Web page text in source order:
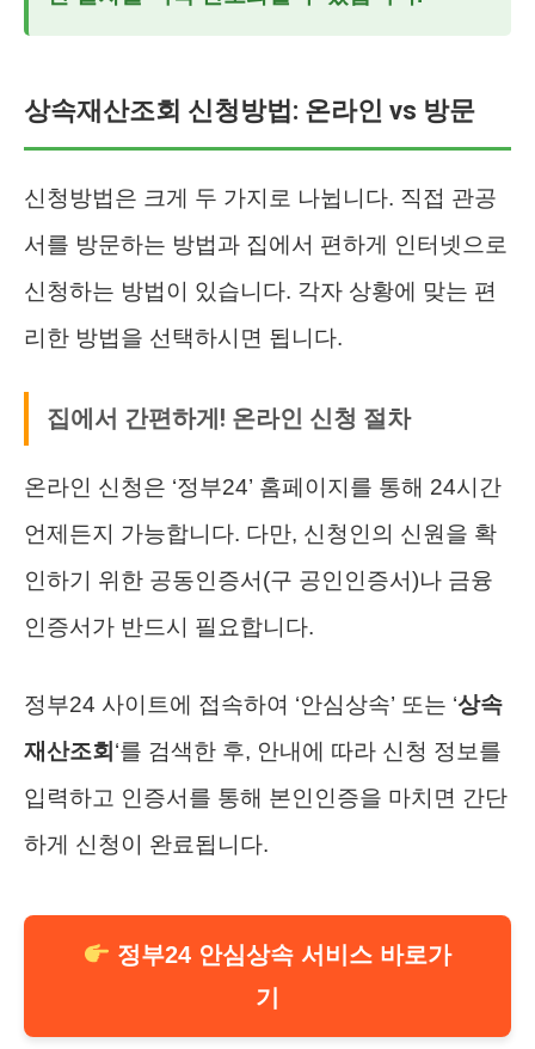
상속재산조회 신청방법: 온라인 vs 방문
신청방법은 크게 두 가지로 나뉩니다. 직접 관공
서를 방문하는 방법과 집에서 편하게 인터넷으로
신청하는 방법이 있습니다. 각자 상황에 맞는 편
리한 방법을 선택하시면 됩니다.
집에서 간편하게! 온라인 신청 절차
온라인 신청은 ‘정부24’ 홈페이지를 통해 24시간
언제든지 가능합니다. 다만, 신청인의 신원을 확
인하기 위한 공동인증서(구 공인인증서)나 금융
인증서가 반드시 필요합니다.
정부24 사이트에 접속하여 ‘안심상속’ 또는 ‘상속
재산조회 ‘를 검색한 후, 안내에 따라 신청 정보를
입력하고 인증서를 통해 본인인증을 마치면 간단
하게 신청이 완료됩니다.
정부24 안심상속 서비스 바로가
기